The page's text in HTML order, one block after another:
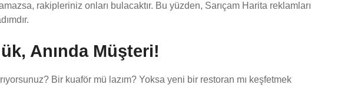
rakipleriniz onları bulacaktır. Bu yüzden, Sarıçam Harita reklamları
Anında Müşteri!
Bir kuaför mü lazım? Yoksa yeni bir restoran mı keşfetmek